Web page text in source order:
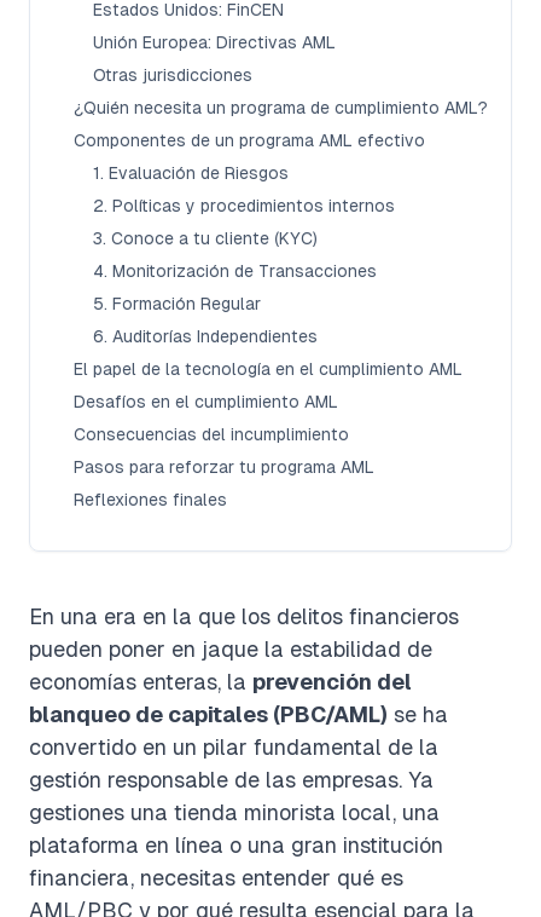
Estados Unidos: FinCEN
Unión Europea: Directivas AML
Otras jurisdicciones
¿Quién necesita un programa de cumplimiento AML?
Componentes de un programa AML efectivo
1. Evaluación de Riesgos
2. Políticas y procedimientos internos
3. Conoce a tu cliente (KYC)
4. Monitorización de Transacciones
5. Formación Regular
6. Auditorías Independientes
El papel de la tecnología en el cumplimiento AML
Desafíos en el cumplimiento AML
Consecuencias del incumplimiento
Pasos para reforzar tu programa AML
Reflexiones finales
En una era en la que los delitos financieros
pueden poner en jaque la estabilidad de
economías enteras, la prevención del
blanqueo de capitales (PBC/AML) se ha
convertido en un pilar fundamental de la
gestión responsable de las empresas. Ya
gestiones una tienda minorista local, una
plataforma en línea o una gran institución
financiera, necesitas entender qué es
AML/PBC y por qué resulta esencial para la